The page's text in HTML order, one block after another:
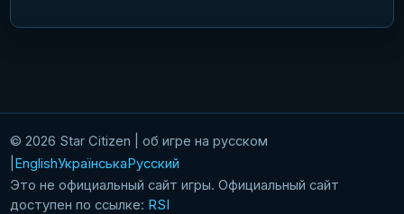
© 2026 Star Citizen | об игре на русском
EnglishУкраїнськаРусский
Это не официальный сайт игры. Официальный сайт
доступен по ссылке: RSI